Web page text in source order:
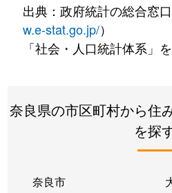
出典：政府統計の総合窓
w.e-stat.go.jp/）
「社会・人口統計体系」
奈良県の市区町村から住
を探
奈良市